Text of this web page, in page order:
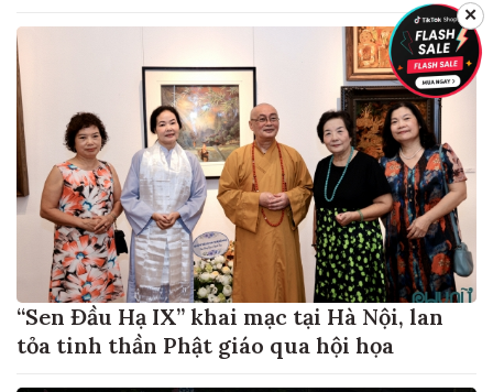
“Sen Đầu Hạ IX” khai mạc tại Hà Nội, lan
tỏa tinh thần Phật giáo qua hội họa
✕